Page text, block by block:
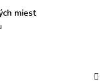
miest